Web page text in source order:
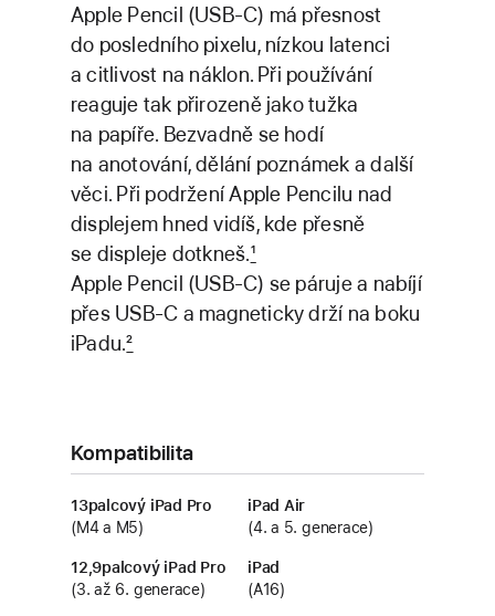
Apple Pencil (USB‑C) má přesnost
do posledního pixelu, nízkou latenci
a citlivost na náklon. Při používání
reaguje tak přirozeně jako tužka
na papíře. Bezvadně se hodí
na anotování, dělání poznámek a další
věci. Při podržení Apple Pencilu nad
displejem hned vidíš, kde přesně
se displeje dotkneš.1
Apple Pencil (USB‑C) se páruje a nabíjí
přes USB‑C a magneticky drží na boku
iPadu.2
Kompatibilita
13palcový iPad Pro
(M4 a M5)
12,9palcový iPad Pro
(3. až 6. generace)
iPad Air
(4. a 5. generace)
iPad
(A16)